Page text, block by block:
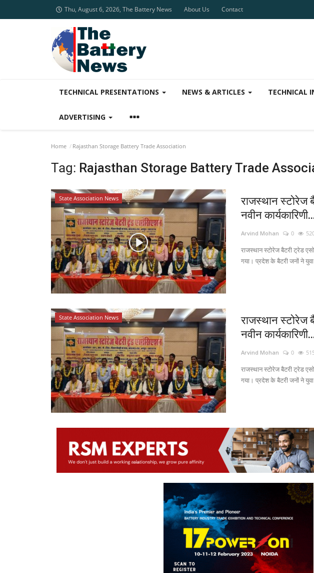
Thu, August 6, 2026, The Battery News About Us Contact
TECHNICAL PRESENTATIONS NEWS & ARTICLES TECHNICAL
ADVERTISING
Home Rajasthan Storage Battery Trade Association
Tag: Rajasthan Storage Battery Trade
State Association News
राजस्थान स्टोरेज
नवीन
Arvind Mohan 0
राजस्थान स्टोरेज बैटरी ट्रेड
गया। प्रदेश के बैटरी जनों ने
State Association News
राजस्थान स्टोरेज
नवीन
Arvind Mohan 0
राजस्थान स्टोरेज बैटरी ट्रेड
गया। प्रदेश के बैटरी जनों ने